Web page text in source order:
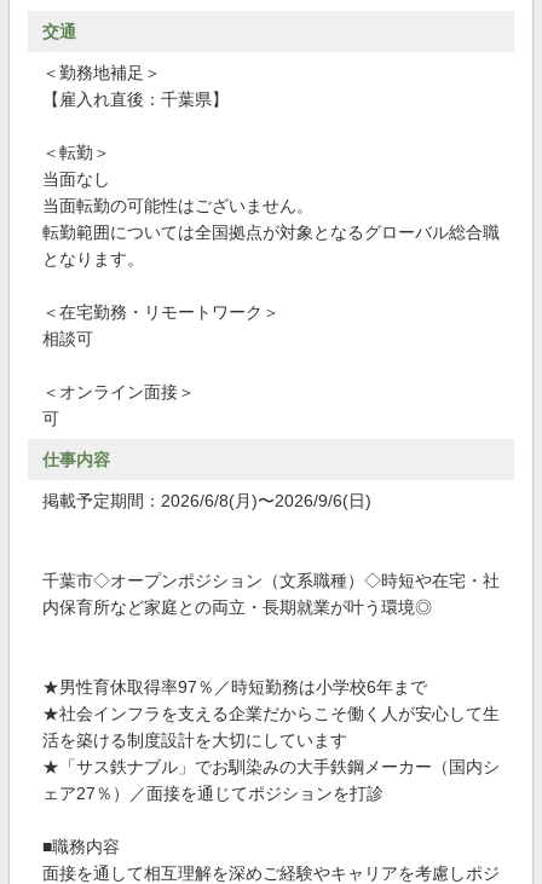
交通
＜勤務地補足＞
【雇入れ直後：千葉県】
＜転勤＞
当面なし
当面転勤の可能性はございません。
転勤範囲については全国拠点が対象となるグローバル総合職
となります。
＜在宅勤務・リモートワーク＞
相談可
＜オンライン面接＞
可
仕事内容
掲載予定期間：2026/6/8(月)〜2026/9/6(日)
千葉市◇オープンポジション（文系職種）◇時短や在宅・社
内保育所など家庭との両立・長期就業が叶う環境◎
★男性育休取得率97％／時短勤務は小学校6年まで
★社会インフラを支える企業だからこそ働く人が安心して生
活を築ける制度設計を大切にしています
★「サス鉄ナブル」でお馴染みの大手鉄鋼メーカー（国内シ
ェア27％）／面接を通じてポジションを打診
■職務内容
面接を通して相互理解を深めご経験やキャリアを考慮しポジ